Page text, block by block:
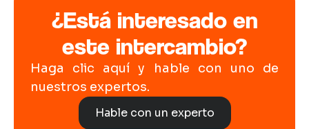
¿Está interesado en
este intercambio?
Haga clic aquí y hable con uno de
nuestros expertos.
Hable con un experto